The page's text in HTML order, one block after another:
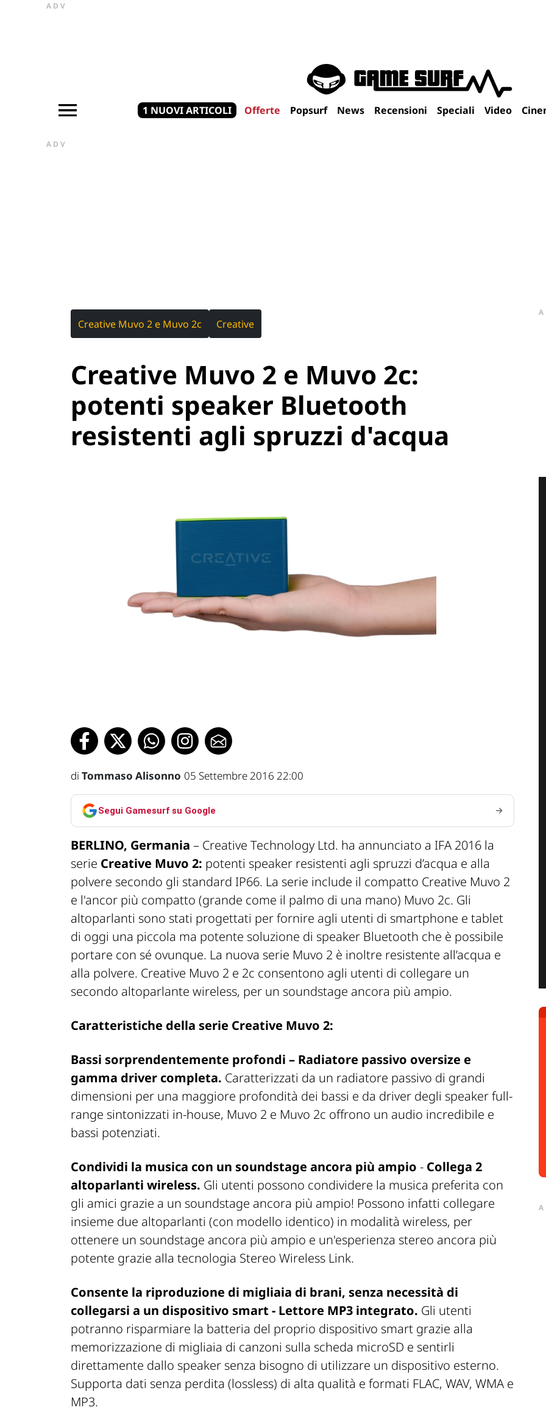
ADV
1 NUOVI ARTICOLI Offerte Popsurf News Recensioni Speciali Video
ADV
Creative Muvo 2 e Muvo 2c Creative
Creative Muvo 2 e Muvo 2c:
potenti speaker Bluetooth
resistenti agli spruzzi d'acqua
di Tommaso Alisonno 05 Settembre 2016 22:00
Segui Gamesurf su Google
BERLINO, Germania – Creative Technology Ltd. ha annunciato a IFA 2016 la
serie Creative Muvo 2: potenti speaker resistenti agli spruzzi d’acqua e alla
polvere secondo gli standard IP66. La serie include il compatto Creative Muvo 2
e l'ancor più compatto (grande come il palmo di una mano) Muvo 2c. Gli
altoparlanti sono stati progettati per fornire agli utenti di smartphone e tablet
di oggi una piccola ma potente soluzione di speaker Bluetooth che è possibile
portare con sé ovunque. La nuova serie Muvo 2 è inoltre resistente all’acqua e
alla polvere. Creative Muvo 2 e 2c consentono agli utenti di collegare un
secondo altoparlante wireless, per un soundstage ancora più ampio.
Caratteristiche della serie Creative Muvo 2:
Bassi sorprendentemente profondi – Radiatore passivo oversize e
gamma driver completa. Caratterizzati da un radiatore passivo di grandi
dimensioni per una maggiore profondità dei bassi e da driver degli speaker full-
range sintonizzati in-house, Muvo 2 e Muvo 2c offrono un audio incredibile e
bassi potenziati.
Condividi la musica con un soundstage ancora più ampio - Collega 2
altoparlanti wireless. Gli utenti possono condividere la musica preferita con
gli amici grazie a un soundstage ancora più ampio! Possono infatti collegare
insieme due altoparlanti (con modello identico) in modalità wireless, per
ottenere un soundstage ancora più ampio e un'esperienza stereo ancora più
potente grazie alla tecnologia Stereo Wireless Link.
Consente la riproduzione di migliaia di brani, senza necessità di
collegarsi a un dispositivo smart - Lettore MP3 integrato. Gli utenti
potranno risparmiare la batteria del proprio dispositivo smart grazie alla
memorizzazione di migliaia di canzoni sulla scheda microSD e sentirli
direttamente dallo speaker senza bisogno di utilizzare un dispositivo esterno.
Supporta dati senza perdita (lossless) di alta qualità e formati FLAC, WAV, WMA e
MP3.